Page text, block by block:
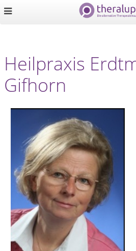
Heilpraxis
Gifhorn